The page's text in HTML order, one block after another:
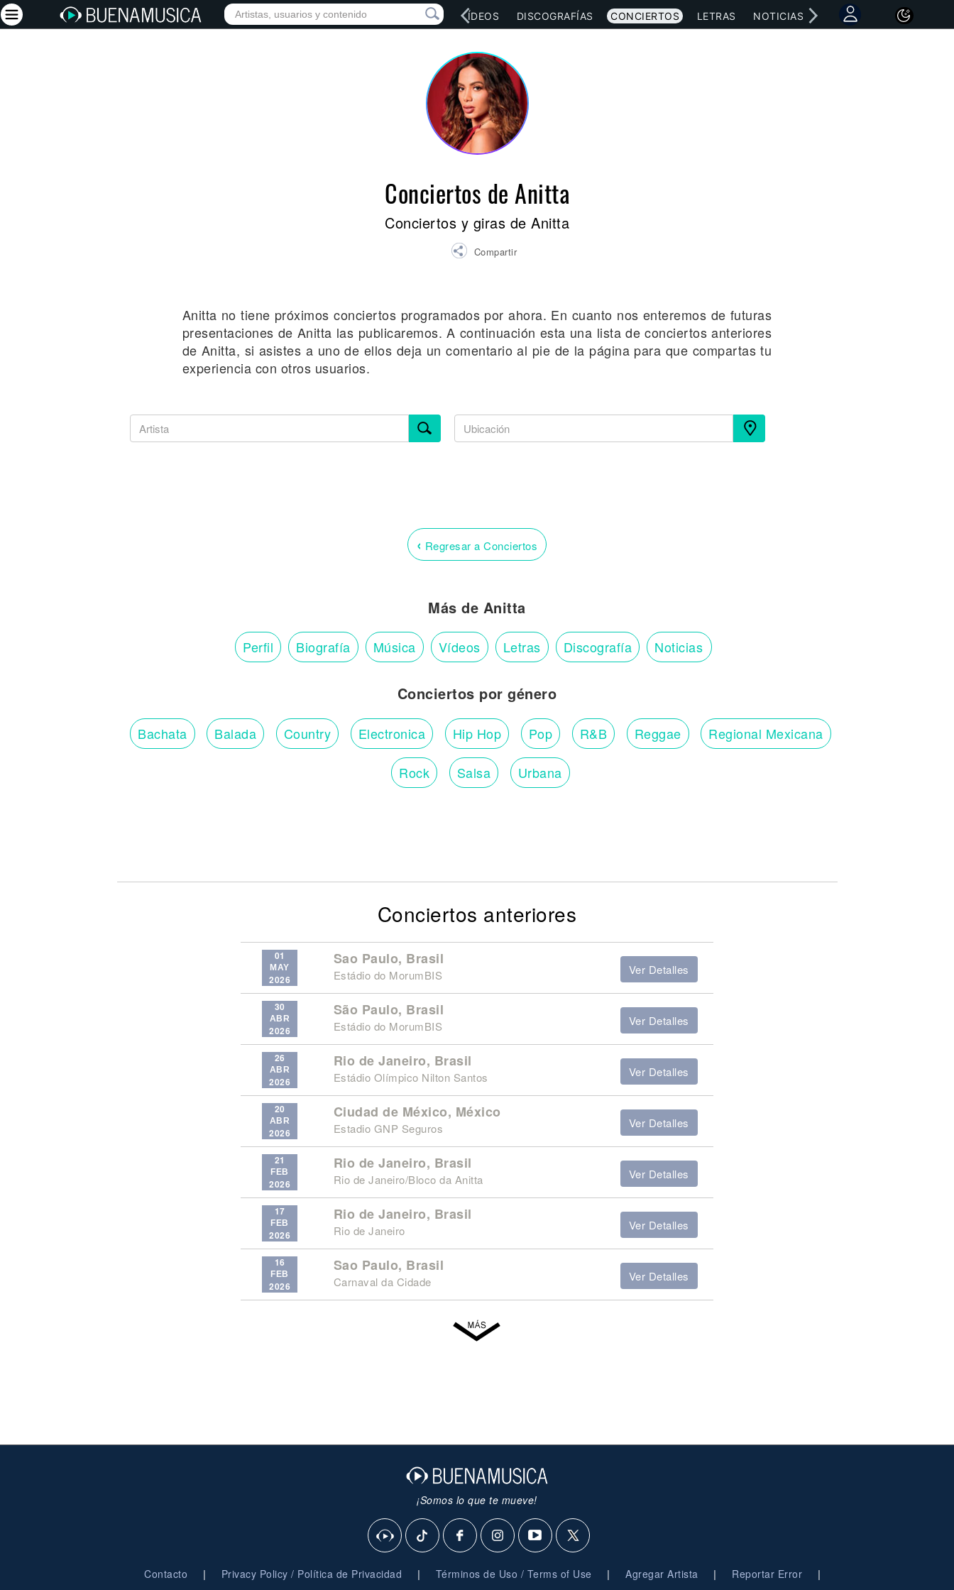
INICIO ARTISTAS RED SOCIAL MÚSICA VÍDEOS DISCOGRAFÍAS CONCIERTOS LETRAS NOTICIAS
Conciertos de Anitta
Conciertos y giras de Anitta
Compartir
Anitta no tiene próximos conciertos programados por ahora. En cuanto nos enteremos de futuras
presentaciones de Anitta las publicaremos. A continuación esta una lista de conciertos anteriores
de Anitta, si asistes a uno de ellos deja un comentario al pie de la página para que compartas tu
experiencia con otros usuarios.
‹ Regresar a Conciertos
Más de Anitta
Perfil Biografía Música Vídeos Letras Discografía Noticias
Conciertos por género
Bachata Balada Country Electronica Hip Hop Pop R&B Reggae Regional Mexicana
Rock Salsa Urbana
Conciertos anteriores
01
MAY
2026
Sao Paulo, Brasil
Estádio do MorumBIS Ver Detalles
30
ABR
2026
São Paulo, Brasil
Estádio do MorumBIS Ver Detalles
26
ABR
2026
Rio de Janeiro, Brasil
Estádio Olímpico Nilton Santos Ver Detalles
20
ABR
2026
Ciudad de México, México
Estadio GNP Seguros Ver Detalles
21
FEB
2026
Rio de Janeiro, Brasil
Rio de Janeiro/Bloco da Anitta Ver Detalles
17
FEB
2026
Rio de Janeiro, Brasil
Rio de Janeiro Ver Detalles
16
FEB
2026
Sao Paulo, Brasil
Carnaval da Cidade Ver Detalles
¡Somos lo que te mueve!
Contacto | Privacy Policy / Política de Privacidad | Términos de Uso / Terms of Use | Agregar Artista | Reportar Error |